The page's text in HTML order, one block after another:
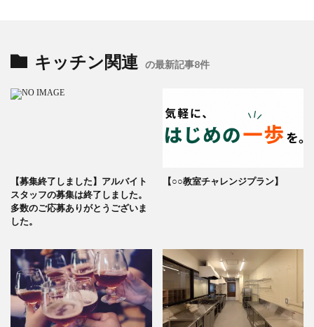
キッチン関連 の最新記事8件
【募集終了しました】アルバイト
スタッフの募集は終了しました。
多数のご応募ありがとうございま
した。
【○○教室チャレンジプラン】